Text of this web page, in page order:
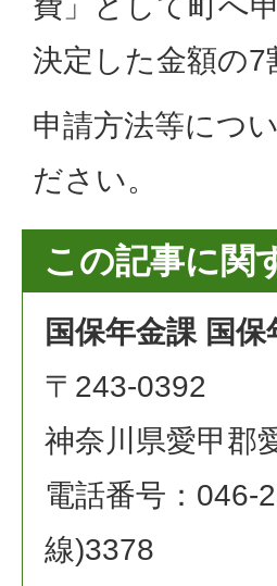
決定した金額の
申請方法等につ
ださい。
この記事に関
国保年金課 国保
〒243-0392
神奈川県愛甲郡
電話番号：046-
線)3378